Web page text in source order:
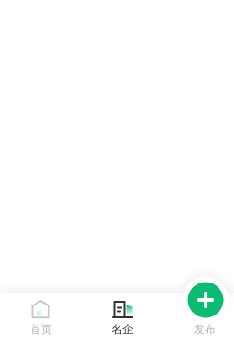
首页 名企 发布